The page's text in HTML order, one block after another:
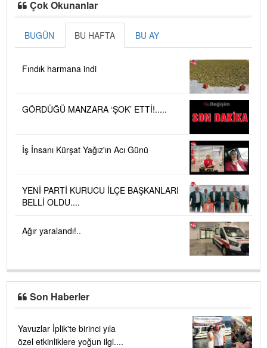
Çok Okunanlar
BUGÜN BU HAFTA BU AY
Fındık harmana indi
GÖRDÜĞÜ MANZARA ‘ŞOK’ ETTİ!.....
İş İnsanı Kürşat Yağız'ın Acı Günü
YENİ PARTİ KURUCU İLÇE BAŞKANLARI
BELLİ OLDU....
Ağır yaralandı!..
Son Haberler
Yavuzlar İplik'te birinci yıla
özel etkinliklere yoğun ilgi....